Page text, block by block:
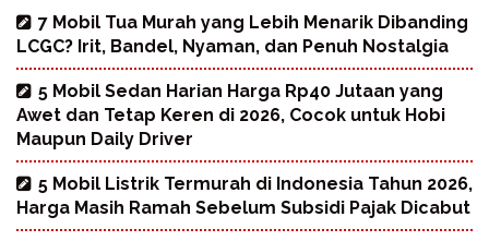
7 Mobil Tua Murah yang Lebih Menarik Dibanding
LCGC? Irit, Bandel, Nyaman, dan Penuh Nostalgia
5 Mobil Sedan Harian Harga Rp40 Jutaan yang
Awet dan Tetap Keren di 2026, Cocok untuk Hobi
Maupun Daily Driver
5 Mobil Listrik Termurah di Indonesia Tahun 2026,
Harga Masih Ramah Sebelum Subsidi Pajak Dicabut